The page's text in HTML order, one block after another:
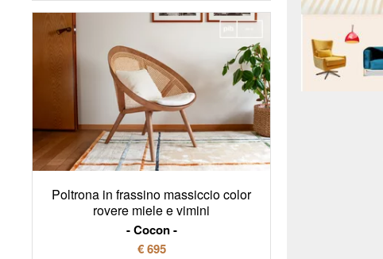
Poltrona in frassino massiccio color
rovere miele e vimini
Cocon
€ 695